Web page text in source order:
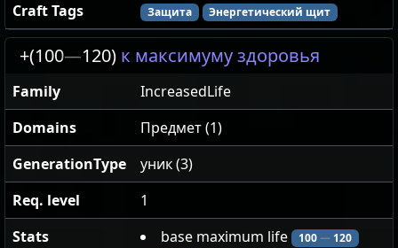
Craft Tags Защита Энергетический щит
+(100—120) к максимуму здоровья
Family
IncreasedLife
Domains
Предмет (1)
GenerationType
уник (3)
Req. level
1
Stats
base maximum life 100—120